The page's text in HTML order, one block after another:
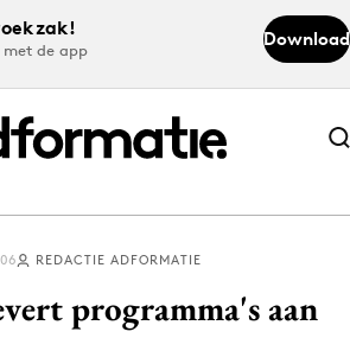
met de app
Download
Abonneer nu
Abonneer nu
REDACTIE ADFORMATIE
programma's aan